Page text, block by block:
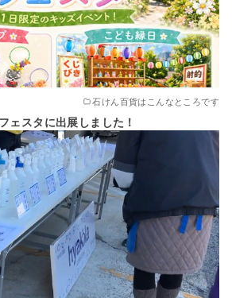
石けん百貨はこんなところです
ェスタに出展しました！